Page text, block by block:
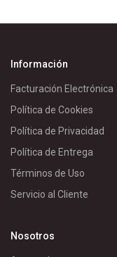
Información
Facturación Electrónica
Política de Cookies
Política de Privacidad
Política de Entrega
Términos de Uso
Servicio al Cliente
Nosotros